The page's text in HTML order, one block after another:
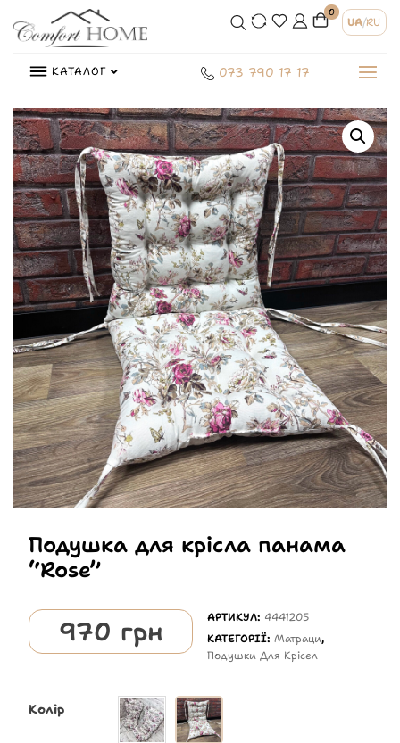
0
UA/RU
КАТАЛОГ 073 790 17 17
Подушка для крісла панама
“Rose”
970 грн АРТИКУЛ: 4441205
КАТЕГОРІЇ:Матраци,
Подушки Для Крісел
Колір